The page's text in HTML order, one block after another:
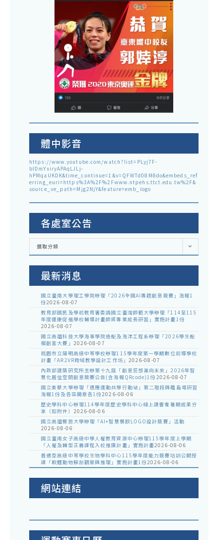
體中影音
https://www.youtube.com/watch?list=PLyj7F-
blDmYxiryAPAqLJLj-
hPMqaUKDK&time_continue=1&v=QFWTd08M8do&embeds_ref
erring_euri=https%3A%2F%2Fwww.ntpehs.ttct.edu.tw%2F&
source_ve_path=Mjg2NjY&feature=emb_logo
各處室公告
各
室
告
選取分類
最新消息
國立臺南大學理工學院辦理「2026全國AI專題創意競賽」海報1
份2026-08-07
教育部國民及學前教育署委請國立臺灣師範大學辦理「114至115
年度健康促進學校輔導計畫師資專業成長研習」實施計畫1份
2026-08-07
國立高雄科技大學海事學院造船及海洋工程系辦理「2026學生船
模創客大賽」 2026-08-07
桃園市立陽明高級中等學校辦理115學年度第一學期數位前導學校
計畫「AR2VR跨域教學設計工作坊」 2026-08-07
內政部建築研究所主辦第十九屆「創意狂想巢向未來」2026年智
慧化居住空間創意競賽公告(含海報QRcode)1份2026-08-07
國立東華大學辦理「適應運動共學行動站」第二階段與離島場研習
海報1份及各區簡章各1份2026-08-06
歷史學科中心辦理114學年度歷史學科中心線上讀書會暑期成果分
享（如附件） 2026-08-06
國立高雄餐旅大學辦理「AI+智慧餐飲LOGO設計競賽」活動
2026-08-06
國立臺南女子高級中學人權教育資源中心辦理115學年度上學期
「人權及轉型正義課程入校推廣計畫」實施計畫2026-08-06
普通型高級中等學校生物學科中心115學年度能力競賽培訓公開授
課「軟體動物解剖觀察與推理」實施計畫1份2026-08-06
網站連結